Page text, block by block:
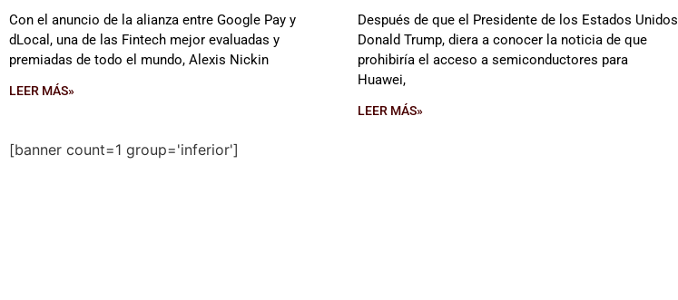
Con el anuncio de la alianza entre Google Pay y
dLocal, una de las Fintech mejor evaluadas y
premiadas de todo el mundo, Alexis Nickin
LEER MÁS»
Después de que el Presidente de los Estados Unidos
Donald Trump, diera a conocer la noticia de que
prohibiría el acceso a semiconductores para
Huawei,
LEER MÁS»
[banner count=1 group='inferior']